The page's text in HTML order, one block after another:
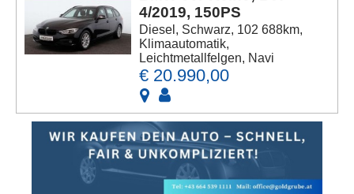
4/2019, 150PS
Diesel, Schwarz, 102 688km,
Klimaautomatik,
Leichtmetallfelgen, Navi
€ 20.990,00